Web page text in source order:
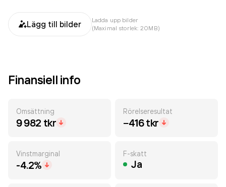
Lägg till bilder
Ladda upp bilder
(Maximal storlek: 20MB)
Finansiell info
Omsättning
9 982 tkr
Rörelseresultat
−416 tkr
Vinstmarginal
-4.2%
F-skatt
Ja